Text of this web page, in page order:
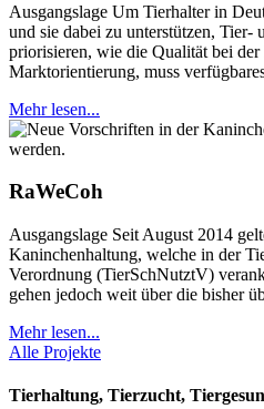
Ausgangslage Um Tierhalter in
und sie dabei zu unterstützen, Tier-
priorisieren, wie die Qualität bei
Marktorientierung, muss
Mehr lesen...
RaWeCoh
Ausgangslage Seit August 2014
Kaninchenhaltung, welche in der
Verordnung (TierSchNutztV)
gehen jedoch weit über die bisher
Mehr lesen...
Alle Projekte
Tierhaltung, Tierzucht,